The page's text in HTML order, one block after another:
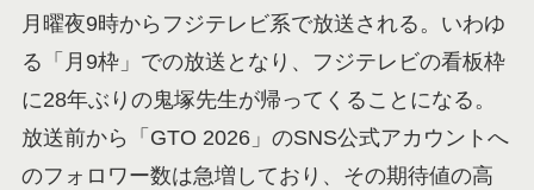
月曜夜9時からフジテレビ系で放送される。いわゆ
る「月9枠」での放送となり、フジテレビの看板枠
に28年ぶりの鬼塚先生が帰ってくることになる。
放送前から「GTO 2026」のSNS公式アカウントへ
のフォロワー数は急増しており、その期待値の高